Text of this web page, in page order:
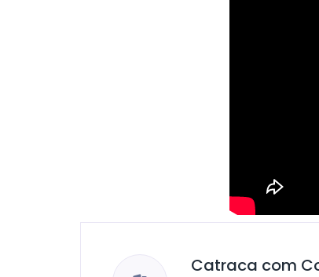
Catraca com